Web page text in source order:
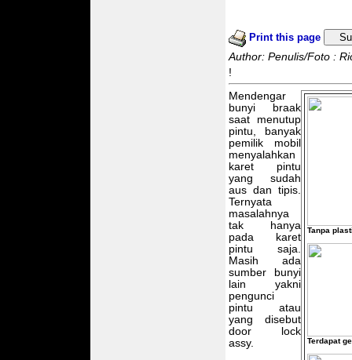
Print this page
Author: Penulis/Foto :
!
Tanpa
Terdapat
Mendengar
bunyi braak
saat menutup
pintu, banyak
pemilik mobil
menyalahkan
karet pintu
yang sudah
aus dan tipis.
Ternyata
masalahnya
tak hanya
pada karet
pintu saja.
Masih ada
sumber bunyi
lain yakni
pengunci
pintu atau
yang disebut
door lock
assy.